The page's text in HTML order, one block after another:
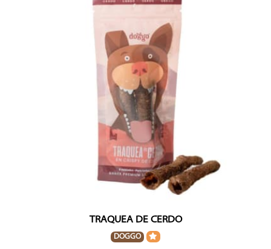
TRAQUEA DE CERDO
DOGGO